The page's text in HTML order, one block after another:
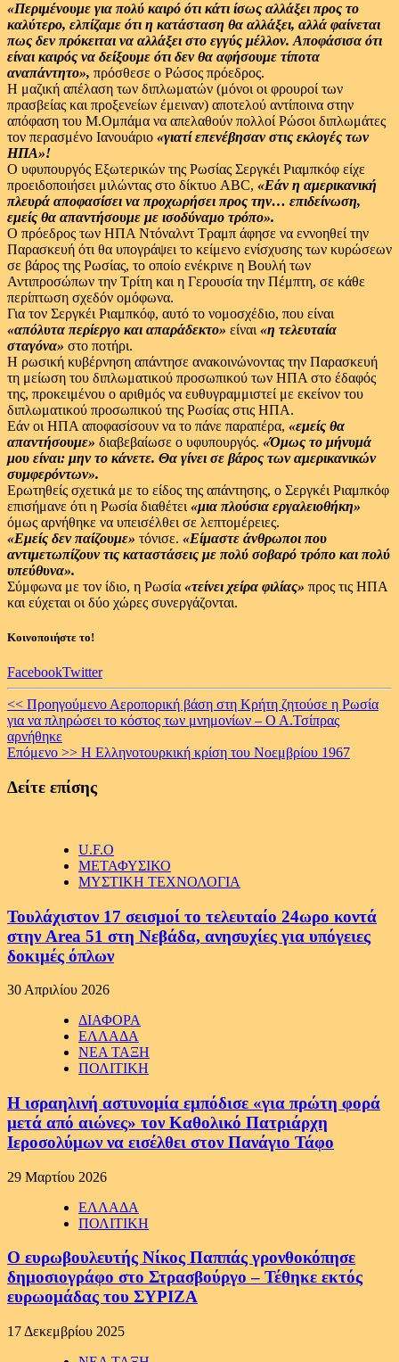
«Περιμένουμε για πολύ καιρό ότι κάτι ίσως αλλάξει προς το
καλύτερο, ελπίζαμε ότι η κατάσταση θα αλλάξει, αλλά φαίνεται
πως δεν πρόκειται να αλλάξει στο εγγύς μέλλον. Αποφάσισα ότι
είναι καιρός να δείξουμε ότι δεν θα αφήσουμε τίποτα
αναπάντητο», πρόσθεσε ο Ρώσος πρόεδρος.
Η μαζική απέλαση των διπλωματών (μόνοι οι φρουροί των
πρασβείας και προξενείων έμειναν) αποτελού αντίποινα στην
απόφαση του Μ.Ομπάμα να απελαθούν πολλοί Ρώσοι διπλωμάτες
τον περασμένο Ιανουάριο «γιατί επενέβησαν στις εκλογές των
ΗΠΑ»!
Ο υφυπουργός Εξωτερικών της Ρωσίας Σεργκέι Ριαμπκόφ είχε
προειδοποιήσει μιλώντας στο δίκτυο ABC, «Εάν η αμερικανική
πλευρά αποφασίσει να προχωρήσει προς την… επιδείνωση,
εμείς θα απαντήσουμε με ισοδύναμο τρόπο».
Ο πρόεδρος των ΗΠΑ Ντόναλντ Τραμπ άφησε να εννοηθεί την
Παρασκευή ότι θα υπογράψει το κείμενο ενίσχυσης των κυρώσεων
σε βάρος της Ρωσίας, το οποίο ενέκρινε η Βουλή των
Αντιπροσώπων την Τρίτη και η Γερουσία την Πέμπτη, σε κάθε
περίπτωση σχεδόν ομόφωνα.
Για τον Σεργκέι Ριαμπκόφ, αυτό το νομοσχέδιο, που είναι
«απόλυτα περίεργο και απαράδεκτο» είναι «η τελευταία
σταγόνα» στο ποτήρι.
Η ρωσική κυβέρνηση απάντησε ανακοινώνοντας την Παρασκευή
τη μείωση του διπλωματικού προσωπικού των ΗΠΑ στο έδαφός
της, προκειμένου ο αριθμός να ευθυγραμμιστεί με εκείνον του
διπλωματικού προσωπικού της Ρωσίας στις ΗΠΑ.
Εάν οι ΗΠΑ αποφασίσουν να το πάνε παραπέρα, «εμείς θα
απαντήσουμε» διαβεβαίωσε ο υφυπουργός. «Όμως το μήνυμά
μου είναι: μην το κάνετε. Θα γίνει σε βάρος των αμερικανικών
συμφερόντων».
Ερωτηθείς σχετικά με το είδος της απάντησης, ο Σεργκέι Ριαμπκόφ
επισήμανε ότι η Ρωσία διαθέτει «μια πλούσια εργαλειοθήκη»
όμως αρνήθηκε να υπεισέλθει σε λεπτομέρειες.
«Εμείς δεν παίζουμε» τόνισε. «Είμαστε άνθρωποι που
αντιμετωπίζουν τις καταστάσεις με πολύ σοβαρό τρόπο και πολύ
υπεύθυνα».
Σύμφωνα με τον ίδιο, η Ρωσία «τείνει χείρα φιλίας» προς τις ΗΠΑ
και εύχεται οι δύο χώρες συνεργάζονται.
Κοινοποιήστε το!
FacebookTwitter
Continue
Reading
<< Προηγούμενο Αεροπορική βάση στη Κρήτη ζητούσε η Ρωσία
για να πληρώσει το κόστος των μνημονίων – Ο Α.Τσίπρας
αρνήθηκε
Επόμενο >> Η Eλληνοτουρκική κρίση του Νοεμβρίου 1967
Δείτε επίσης
U.F.O
ΜΕΤΑΦΥΣΙΚΟ
ΜΥΣΤΙΚΗ ΤΕΧΝΟΛΟΓΙΑ
Τουλάχιστον 17 σεισμοί το τελευταίο 24ωρο κοντά
στην Area 51 στη Νεβάδα, ανησυχίες για υπόγειες
δοκιμές όπλων
30 Απριλίου 2026
ΔΙΑΦΟΡΑ
ΕΛΛΑΔΑ
ΝΕΑ ΤΑΞΗ
ΠΟΛΙΤΙΚΗ
Η ισραηλινή αστυνομία εμπόδισε «για πρώτη φορά
μετά από αιώνες» τον Καθολικό Πατριάρχη
Ιεροσολύμων να εισέλθει στον Πανάγιο Τάφο
29 Μαρτίου 2026
ΕΛΛΑΔΑ
ΠΟΛΙΤΙΚΗ
Ο ευρωβουλευτής Νίκος Παππάς γρονθοκόπησε
δημοσιογράφο στο Στρασβούργο – Τέθηκε εκτός
ευρωομάδας του ΣΥΡΙΖΑ
17 Δεκεμβρίου 2025